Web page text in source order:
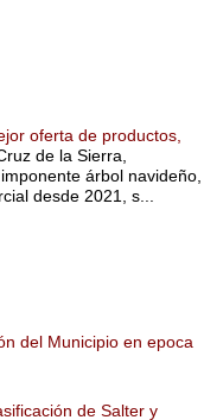
oferta de productos,
de la Sierra,
árbol navideño,
desde 2021, s...
del Municipio en epoca
de Salter y